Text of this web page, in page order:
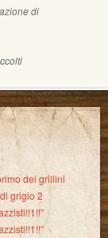
di
dei grillini
grigio 2